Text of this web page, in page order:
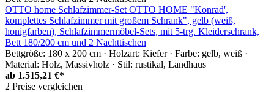
OTTO home Schlafzimmer-Set OTTO HOME "Konrad',
komplettes Schlafzimmer mit großem Schrank", gelb (weiß,
honigfarben), Schlafzimmermöbel-Sets, mit 5-trg. Kleiderschrank,
Bett 180/200 cm und 2 Nachttischen
Bettgröße: 180 x 200 cm · Holzart: Kiefer · Farbe: gelb, weiß ·
Material: Holz, Massivholz · Stil: rustikal, Landhaus
ab 1.515,21 €*
2 Preise vergleichen